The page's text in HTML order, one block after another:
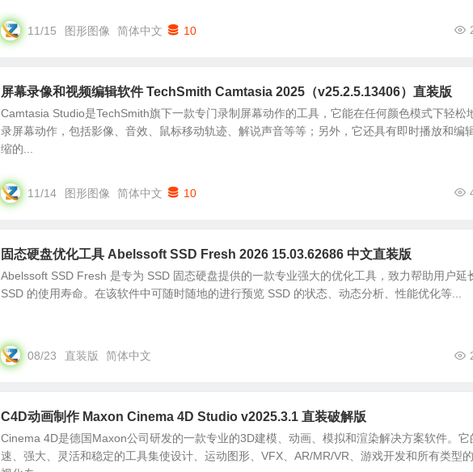
11/15 图形图像 简体中文 10
屏幕录像和视频编辑软件 TechSmith Camtasia 2025（v25.2.5.13406）直装版
Camtasia Studio是TechSmith旗下一款专门录制屏幕动作的工具，它能在任何颜色模式下轻松
录屏幕动作，包括影像、音效、鼠标移动轨迹、解说声音等等；另外，它还具有即时播放和编
缩的...
11/14 图形图像 简体中文 10
固态硬盘优化工具 Abelssoft SSD Fresh 2026 15.03.62686 中文直装版
Abelssoft SSD Fresh 是专为 SSD 固态硬盘提供的一款专业强大的优化工具，致力帮助用户延
SSD 的使用寿命。在该软件中可随时随地的进行预览 SSD 的状态、动态分析、性能优化等...
08/23 直装版 简体中文
C4D动画制作 Maxon Cinema 4D Studio v2025.3.1 直装破解版
Cinema 4D是德国Maxon公司研发的一款专业的3D建模、动画、模拟和渲染解决方案软件。它
速、强大、灵活和稳定的工具集使设计、运动图形、VFX、AR/MR/VR、游戏开发和所有类型